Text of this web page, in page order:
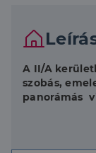
A II/A
szobás,
panorámás
Az ingatlan